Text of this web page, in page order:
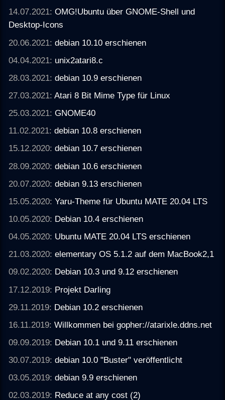
14.07.2021:OMG!Ubuntu über GNOME-Shell und
Desktop-Icons
20.06.2021:debian 10.10 erschienen
04.04.2021: unix2atari8.c
28.03.2021:debian 10.9 erschienen
27.03.2021:Atari 8 Bit Mime Type für Linux
25.03.2021:GNOME40
11.02.2021:debian 10.8 erschienen
15.12.2020:debian 10.7 erschienen
28.09.2020:debian 10.6 erschienen
20.07.2020:debian 9.13 erschienen
15.05.2020:Yaru-Theme für Ubuntu MATE 20.04 LTS
10.05.2020: Debian 10.4 erschienen
04.05.2020: Ubuntu MATE 20.04 LTS erschienen
21.03.2020:elementary OS 5.1.2 auf dem MacBook2,1
09.02.2020: Debian 10.3 und 9.12 erschienen
17.12.2019: Projekt Darling
29.11.2019: Debian 10.2 erschienen
16.11.2019:Willkommen bei gopher://atarixle.ddns.net
09.09.2019: Debian 10.1 und 9.11 erschienen
30.07.2019:debian 10.0 "Buster" veröffentlicht
03.05.2019:debian 9.9 erschienen
02.03.2019: Reduce at any cost (2)